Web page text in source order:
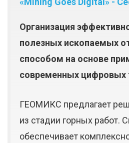
Организация
полезных ископаемых
способом на основе
современных цифровых
ГЕОМИКС предлагает
из стадии горных работ.
обеспечивает